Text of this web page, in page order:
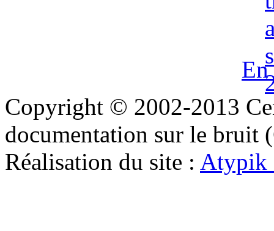
Copyright © 2002-2013
documentation sur le bruit
Réalisation du site : Atypik